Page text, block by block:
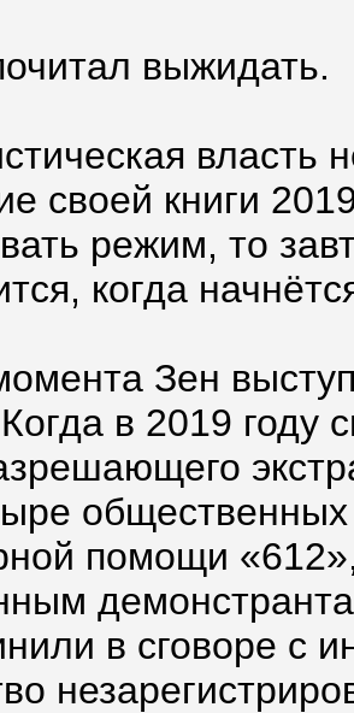
выжидать.
власть
своей книги
режим, то
когда
Зен
в 2019 году
помощи
в сговоре с